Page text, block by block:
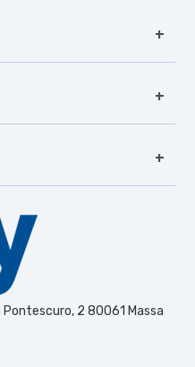
Pontescuro, 2 80061 Massa